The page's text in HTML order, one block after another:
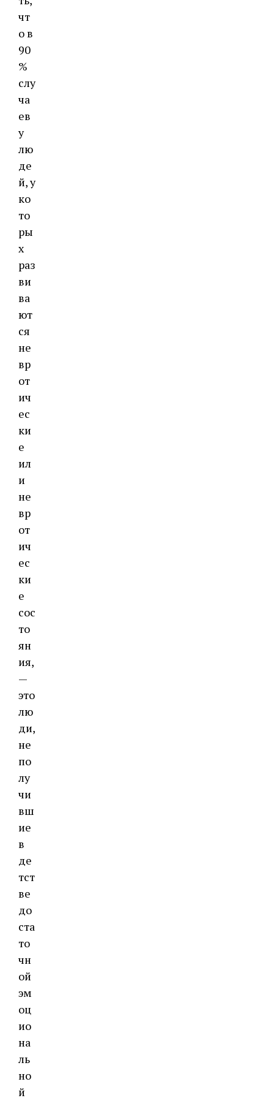
чт
о в
90
%
слу
ча
ев
у
лю
де
й, у
ко
то
ры
х
раз
ви
ва
ют
ся
не
вр
от
ич
ес
ки
е
ил
и
не
вр
от
ич
ес
ки
е
сос
то
ян
ия,
—
это
лю
ди,
не
по
лу
чи
вш
ие
в
де
тст
ве
до
ста
то
чн
ой
эм
оц
ио
на
ль
но
й